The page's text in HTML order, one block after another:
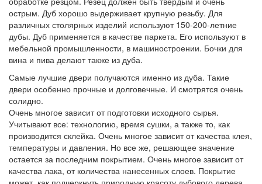
острым. Дуб хорошо выдерживает крупную резьбу. Для
различных столярных изделий используют 150-200-летние
дубы. Дуб применяется в качестве паркета. Его используют в
мебельной промышленности, в машиностроении. Бочки для
вина и пива делают также из дуба.
Самые лучшие двери получаются именно из дуба. Такие
двери особенно прочные и долговечные. И смотрятся очень
солидно.
Очень многое зависит от подготовки исходного сырья.
Учитывают все: технологию, время сушки, а также то, как
производится склейка. Очень многое зависит от качества клея,
температуры и давления. Но все же, решающее значение
остается за последним покрытием. Очень многое зависит от
качества лака, от количества нанесенных слоев. Покрытие